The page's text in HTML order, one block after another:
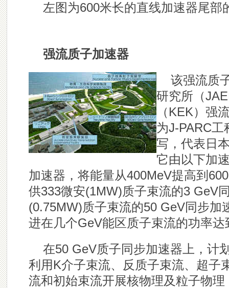
左图为600米长的直线加速器尾部
强流质子加速器
该强流质
研究所（
（KEK）强
为J-PARC工
写，代表日
它由以下加
加速器，将能量从400MeV提高到
供333微安(1MW)质子束流的3 GeV
(0.75MW)质子束流的50 GeV同步加
进在几个GeV能区质子束流的功率达
在50 GeV质子同步加速器上，计
利用K介子束流、反质子束流、超子
流和初始束流开展核物理及粒子物理